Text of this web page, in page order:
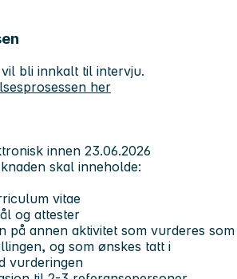
bli innkalt til intervju.
her
innen 23.06.2026
skal inneholde:
vitae
og attester
på annen aktivitet som vurderes som
og som ønskes tatt i
vurderingen